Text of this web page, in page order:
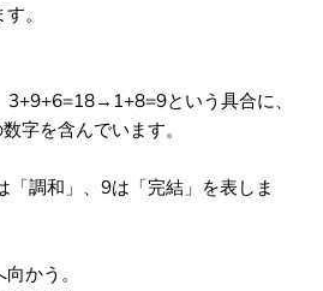
。
という具合に、
字を含んでいます。
「調和」、9は「完結」を表しま
かう。